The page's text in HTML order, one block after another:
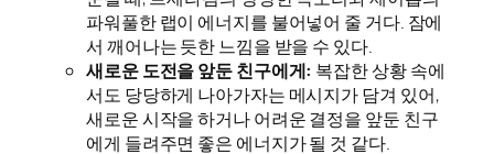
파워풀한 랩이 에너지를 불어넣어 줄 거다. 잠에
서 깨어나는 듯한 느낌을 받을 수 있다.
새로운 도전을 앞둔 친구에게: 복잡한 상황 속에
서도 당당하게 나아가자는 메시지가 담겨 있어,
새로운 시작을 하거나 어려운 결정을 앞둔 친구
에게 들려주면 좋은 에너지가 될 것 같다.